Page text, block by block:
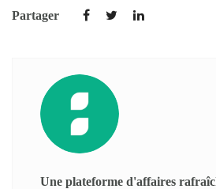
Partager
Une plateforme d'affaires